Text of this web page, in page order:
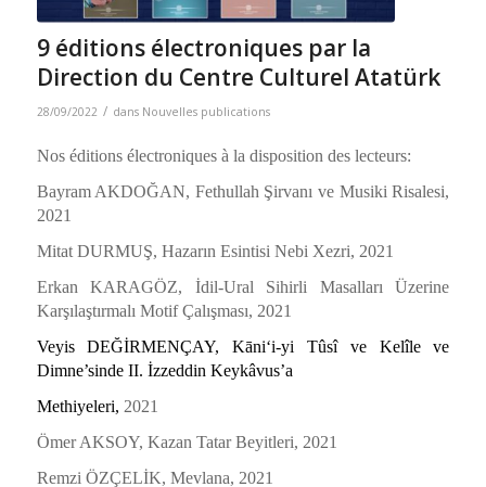
9 éditions électroniques par la
Direction du Centre Culturel Atatürk
28/09/2022 / dans Nouvelles publications
Nos éditions électroniques à la disposition des lecteurs:
Bayram AKDOĞAN, Fethullah Şirvanı ve Musiki Risalesi,
2021
Mitat DURMUŞ, Hazarın Esintisi Nebi Xezri, 2021
Erkan KARAGÖZ, İdil-Ural Sihirli Masalları Üzerine
Karşılaştırmalı Motif Çalışması, 2021
Veyis DEĞİRMENÇAY,Kāni‘i-yi Tûsî ve Kelîle ve
Dimne’sinde II. İzzeddin Keykâvus’a
Methiyeleri, 2021
Ömer AKSOY, Kazan Tatar Beyitleri, 2021
Remzi ÖZÇELİK, Mevlana, 2021